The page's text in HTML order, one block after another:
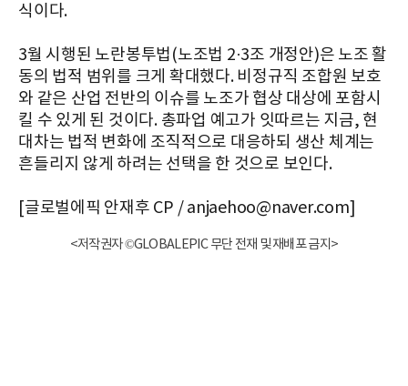
식이다.
3월 시행된 노란봉투법(노조법 2·3조 개정안)은 노조 활
동의 법적 범위를 크게 확대했다. 비정규직 조합원 보호
와 같은 산업 전반의 이슈를 노조가 협상 대상에 포함시
킬 수 있게 된 것이다. 총파업 예고가 잇따르는 지금, 현
대차는 법적 변화에 조직적으로 대응하되 생산 체계는
흔들리지 않게 하려는 선택을 한 것으로 보인다.
[글로벌에픽 안재후 CP / anjaehoo@naver.com]
<저작권자 ©GLOBALEPIC 무단 전재 및 재배포 금지>